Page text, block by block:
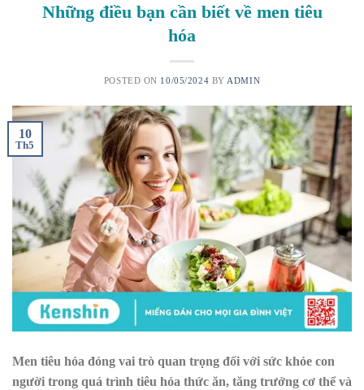
Những điều bạn cần biết về men tiêu
hóa
POSTED ON 10/05/2024 BY ADMIN
10
Th5
Men tiêu hóa đóng vai trò quan trọng đối với sức khỏe con
người trong quá trình tiêu hóa thức ăn, tăng trưởng cơ thể và